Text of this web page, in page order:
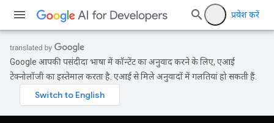
प्रवेश करें
Google आपकी पसंदीदा भाषा में कॉन्टेंट का अनुवाद करने के लिए, एआई
टेक्नोलॉजी का इस्तेमाल करता है. एआई से मिले अनुवादों में गलतियां हो सकती हैं.